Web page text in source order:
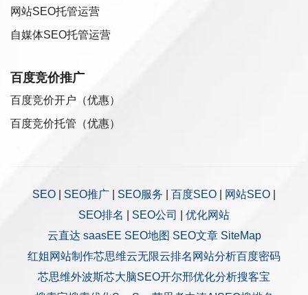
网站SEO托管运营
自媒体SEO托管运营
百度竞价推广
百度竞价开户（优惠）
百度竞价托管（优惠）
SEO SEO推广 SEO服务 百度SEO 网站SEO
SEO排名
SEO公司
优化网站
云直达 saasEE SEO地图 SEO文章 SiteMap
红姐网站制作芯思维云无限云排名 网站分析百度密码
芯思维外波斯芯大脑SEO开尔邢优化分析搜客宝